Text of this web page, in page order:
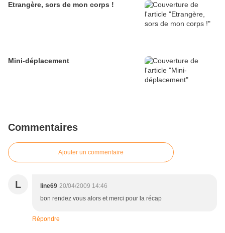
Etrangère, sors de mon corps !
Mini-déplacement
Commentaires
Ajouter un commentaire
L line69 20/04/2009 14:46
bon rendez vous alors et merci pour la récap
Répondre